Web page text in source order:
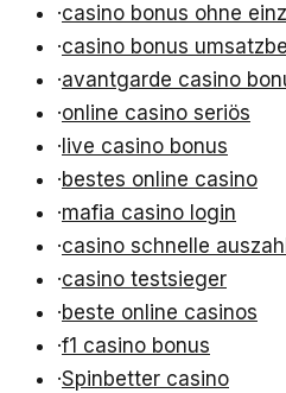
·casino bonus ohne
·casino bonus
·avantgarde casino
·online casino seriös
· live casino bonus
·bestes online casino
·mafia casino login
·casino schnelle
·casino testsieger
·beste online casinos
·f1 casino bonus
·Spinbetter casino